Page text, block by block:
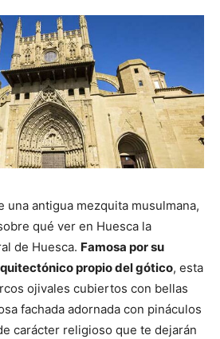
una antigua mezquita musulmana,
qué ver en Huesca la
de Huesca. Famosa por su
propio del gótico, esta
ojivales cubiertos con bellas
fachada adornada con pináculos
carácter religioso que te dejarán